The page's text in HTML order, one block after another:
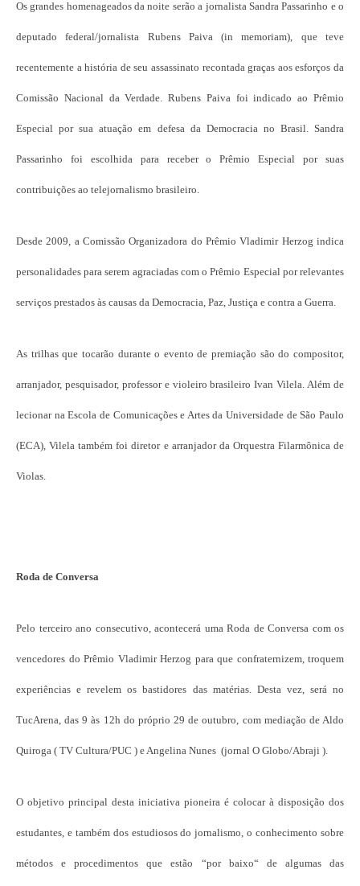
Os grandes homenageados da noite serão a jornalista Sandra Passarinho e o
deputado federal/jornalista Rubens Paiva (in memoriam), que teve
recentemente a história de seu assassinato recontada graças aos esforços da
Comissão Nacional da Verdade. Rubens Paiva foi indicado ao Prêmio
Especial por sua atuação em defesa da Democracia no Brasil. Sandra
Passarinho foi escolhida para receber o Prêmio Especial por suas
contribuições ao telejornalismo brasileiro.
Desde 2009, a Comissão Organizadora do Prêmio Vladimir Herzog indica
personalidades para serem agraciadas com o Prêmio Especial por relevantes
serviços prestados às causas da Democracia, Paz, Justiça e contra a Guerra.
As trilhas que tocarão durante o evento de premiação são do compositor,
arranjador, pesquisador, professor e violeiro brasileiro Ivan Vilela. Além de
lecionar na Escola de Comunicações e Artes da Universidade de São Paulo
(ECA), Vilela também foi diretor e arranjador da Orquestra Filarmônica de
Violas.
Roda de Conversa
Pelo terceiro ano consecutivo, acontecerá uma Roda de Conversa com os
vencedores do Prêmio Vladimir Herzog para que confraternizem, troquem
experiências e revelem os bastidores das matérias. Desta vez, será no
TucArena, das 9 às 12h do próprio 29 de outubro, com mediação de Aldo
Quiroga ( TV Cultura/PUC ) e Angelina Nunes (jornal O Globo/Abraji ).
O objetivo principal desta iniciativa pioneira é colocar à disposição dos
estudantes, e também dos estudiosos do jornalismo, o conhecimento sobre
métodos e procedimentos que estão “por baixo“ de algumas das